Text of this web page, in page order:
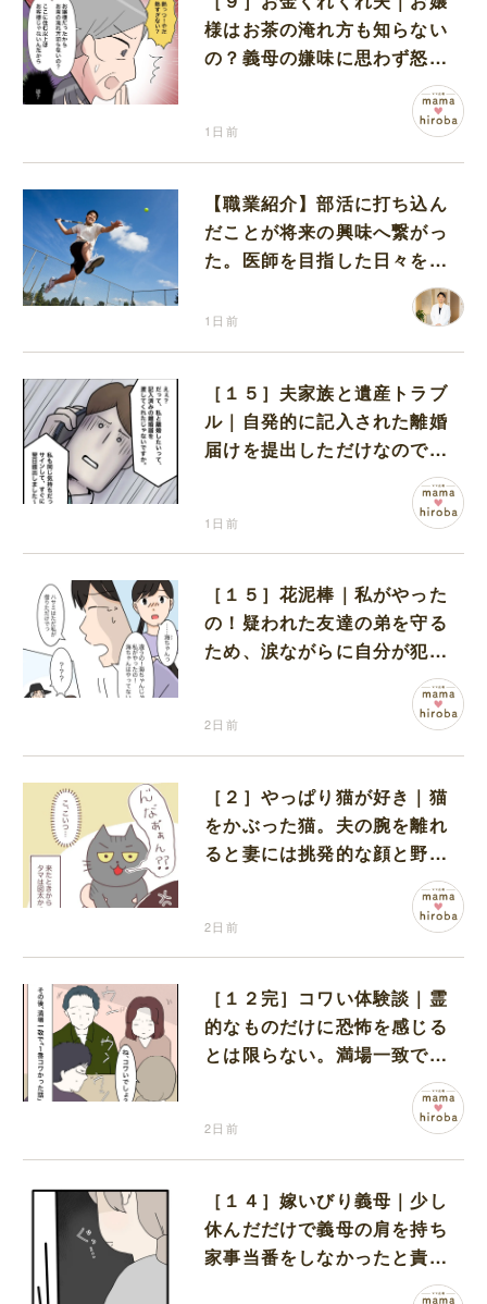
様はお茶の淹れ方も知らない
の？義母の嫌味に思わず怒り
1日前
【職業紹介】部活に打ち込ん
だことが将来の興味へ繋がっ
た。医師を目指した日々を振
1日前
［１５］夫家族と遺産トラブ
ル｜自発的に記入された離婚
届けを提出しただけなので、
1日前
［１５］花泥棒｜私がやった
の！疑われた友達の弟を守る
ため、涙ながらに自分が犯人
2日前
［２］やっぱり猫が好き｜猫
をかぶった猫。夫の腕を離れ
ると妻には挑発的な顔と野太
2日前
［１２完］コワい体験談｜霊
的なものだけに恐怖を感じる
とは限らない。満場一致でコ
ワいと認定された意外な体験
2日前
［１４］嫁いびり義母｜少し
休んだだけで義母の肩を持ち
家事当番をしなかったと責め